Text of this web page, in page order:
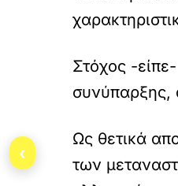
Στόχος -
συνύπαρξης,
Ως θετικά
των
‹